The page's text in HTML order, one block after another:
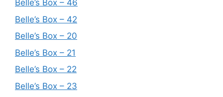
Belle’s Box – 46
Belle’s Box – 42
Belle’s Box – 20
Belle’s Box – 21
Belle’s Box – 22
Belle’s Box – 23